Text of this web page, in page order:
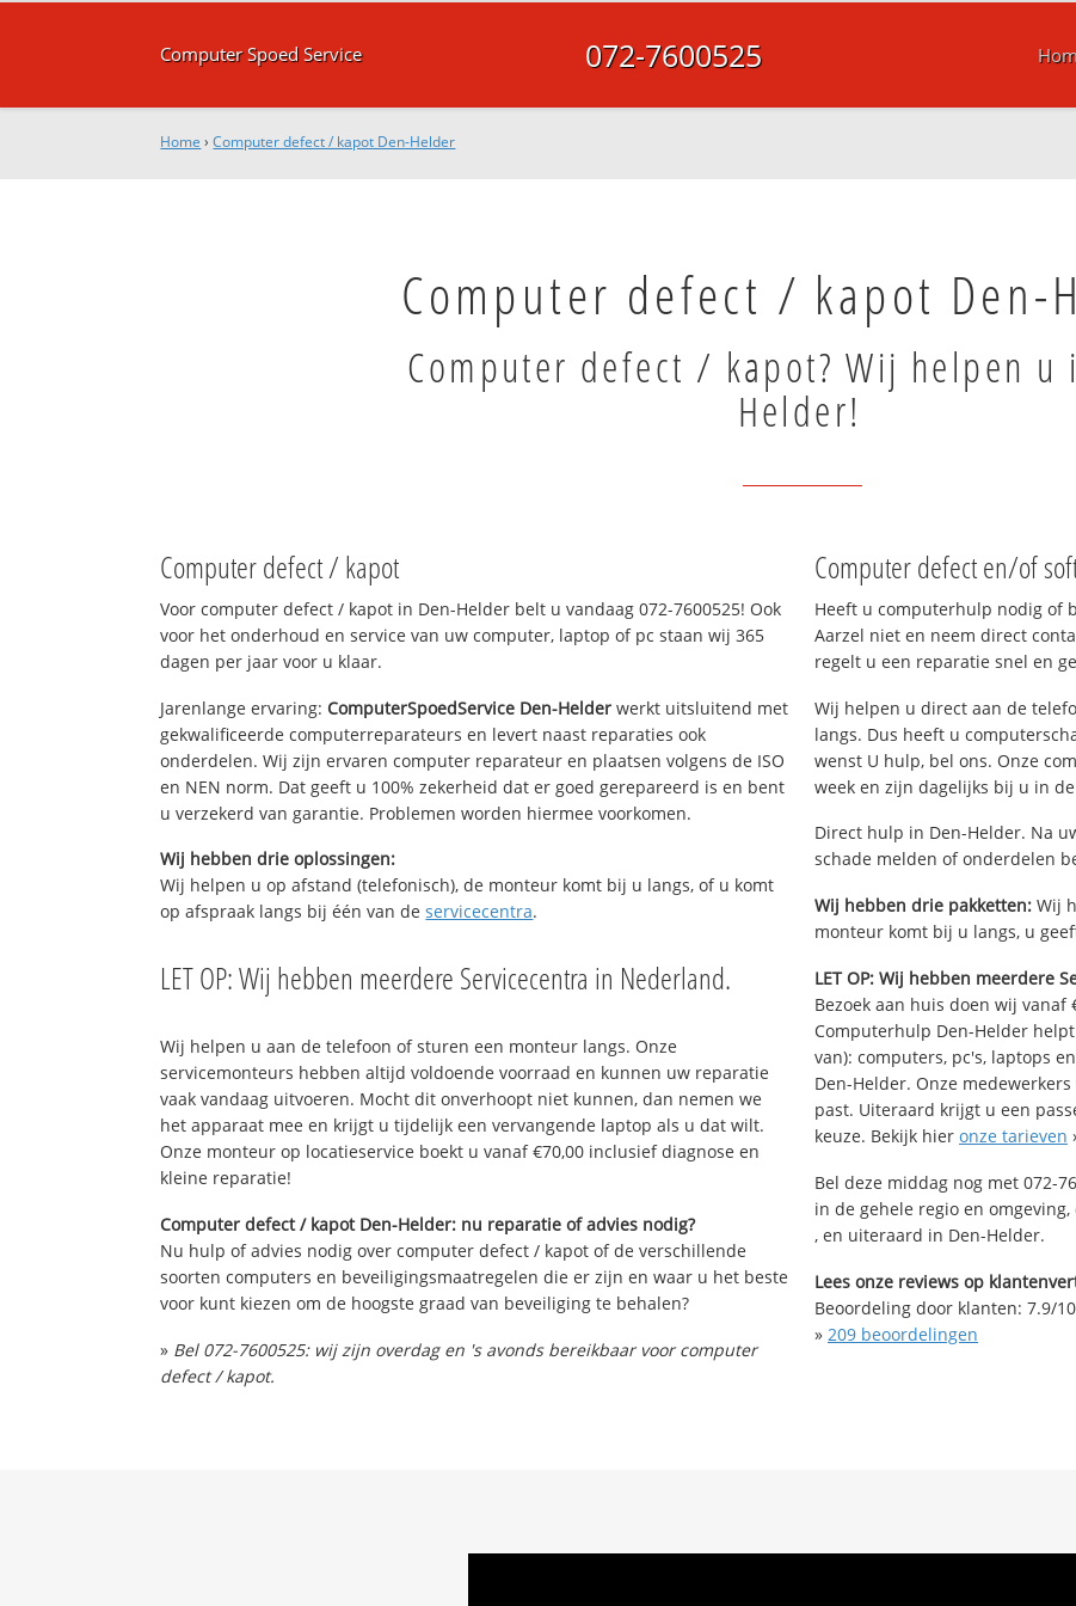
Computer Spoed Service 072-7600525
Home ›Computer defect / kapot Den-Helder
Computer defect / kapot Den-
Computer defect / kapot? Wij helpen u
Helder!
Computer defect / kapot
Voor computer defect / kapot in Den-Helder belt u vandaag 072-7600525! Ook
voor het onderhoud en service van uw computer, laptop of pc staan wij 365
dagen per jaar voor u klaar.
Jarenlange ervaring:ComputerSpoedService Den-Helder werkt uitsluitend met
gekwalificeerde computerreparateurs en levert naast reparaties ook
onderdelen. Wij zijn ervaren computer reparateur en plaatsen volgens de ISO
en NEN norm. Dat geeft u 100% zekerheid dat er goed gerepareerd is en bent
u verzekerd van garantie. Problemen worden hiermee voorkomen.
Wij hebben drie oplossingen:
Wij helpen u op afstand (telefonisch), de monteur komt bij u langs, of u komt
op afspraak langs bij één van deservicecentra.
LET OP: Wij hebben meerdere Servicecentra in Nederland.
Wij helpen u aan de telefoon of sturen een monteur langs. Onze
servicemonteurs hebben altijd voldoende voorraad en kunnen uw reparatie
vaak vandaag uitvoeren. Mocht dit onverhoopt niet kunnen, dan nemen we
het apparaat mee en krijgt u tijdelijk een vervangende laptop als u dat wilt.
Onze monteur op locatieservice boekt u vanaf €70,00 inclusief diagnose en
kleine reparatie!
Computer defect / kapot Den-Helder: nu reparatie of advies nodig?
Nu hulp of advies nodig over computer defect / kapot of de verschillende
soorten computers en beveiligingsmaatregelen die er zijn en waar u het beste
voor kunt kiezen om de hoogste graad van beveiliging te behalen?
» Bel 072-7600525: wij zijn overdag en 's avonds bereikbaar voor computer
defect / kapot.
Computer defect en/of
Heeft u computerhulp nodig of
Aarzel niet en neem direct
regelt u een reparatie snel en
Wij helpen u direct aan de
langs. Dus heeft u
wenst U hulp, bel ons. Onze
week en zijn dagelijks bij u in
Direct hulp in Den-Helder. Na
schade melden of onderdelen
Wij hebben drie pakketten: Wij
monteur komt bij u langs, u
LET OP: Wij hebben meerdere
Bezoek aan huis doen wij
Computerhulp Den-Helder
van): computers, pc's, laptops
Den-Helder. Onze
past. Uiteraard krijgt u een
keuze. Bekijk hier onze tarieven
Bel deze middag nog met 072-
in de gehele regio en
, en uiteraard in Den-Helder.
Lees onze reviews op
Beoordeling door klanten: 7.9/10
» 209 beoordelingen